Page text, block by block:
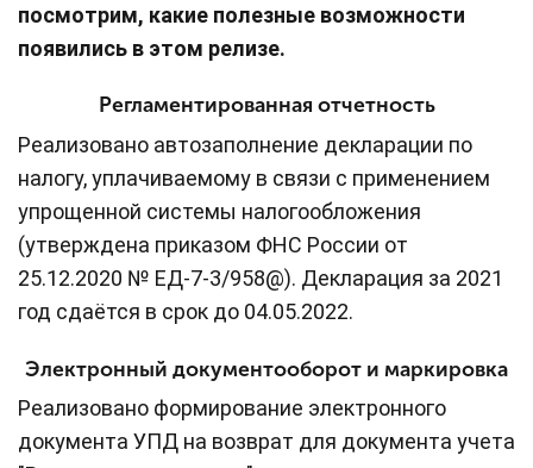
посмотрим, какие полезные возможности
появились в этом релизе.
Регламентированная отчетность
Реализовано автозаполнение декларации по
налогу, уплачиваемому в связи с применением
упрощенной системы налогообложения
(утверждена приказом ФНС России от
25.12.2020 № ЕД-7-3/958@). Декларация за 2021
год сдаётся в срок до 04.05.2022.
Электронный документооборот и маркировка
Реализовано формирование электронного
документа УПД на возврат для документа учета